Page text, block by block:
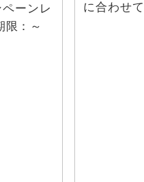
ーンレ
限：～
に合わせ